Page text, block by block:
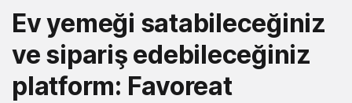
Ev yemeği satabileceğiniz
ve sipariş edebileceğiniz
platform: Favoreat